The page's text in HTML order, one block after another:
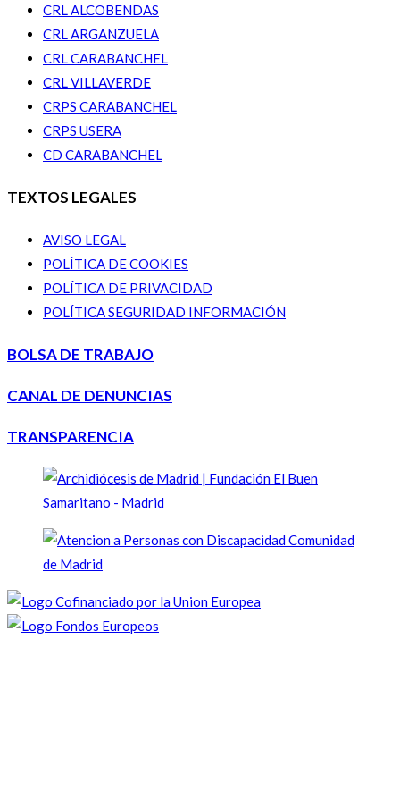
CRL ALCOBENDAS
CRL ARGANZUELA
CRL CARABANCHEL
CRL VILLAVERDE
CRPS CARABANCHEL
CRPS USERA
CD CARABANCHEL
TEXTOS LEGALES
AVISO LEGAL
POLÍTICA DE COOKIES
POLÍTICA DE PRIVACIDAD
POLÍTICA SEGURIDAD INFORMACIÓN
BOLSA DE TRABAJO
CANAL DE DENUNCIAS
TRANSPARENCIA